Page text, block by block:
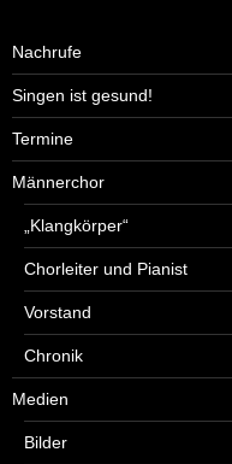
Nachrufe
Singen ist gesund!
Termine
Männerchor
„Klangkörper“
Chorleiter und Pianist
Vorstand
Chronik
Medien
Bilder